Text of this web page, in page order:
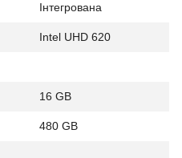
Інтегрована
Intel UHD 620
16 GB
480 GB